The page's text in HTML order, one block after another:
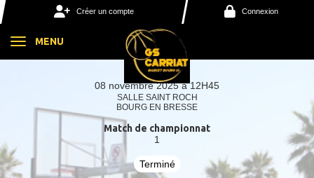
Créer un compte Connexion
MENU
08 novembre 2025 à 12H45
SALLE SAINT ROCH
BOURG EN BRESSE
Match de championnat
1
Terminé
Panneau de gestion des cookies